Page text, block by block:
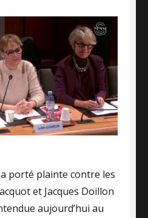
porté plainte contre les
et Jacques Doillon
aujourd’hui au